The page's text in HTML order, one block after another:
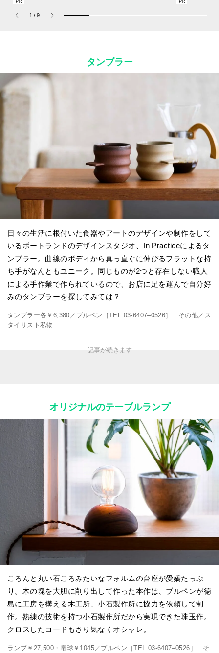
ナム パルファム」
1 / 9
タンブラー
日々の生活に根付いた食器やアートのデザインや制作をして
いるポートランドのデザインスタジオ、In Practiceによるタ
ンブラー。曲線のボディから真っ直ぐに伸びるフラットな持
ち手がなんともユニーク。同じものが2つと存在しない職人
による手作業で作られているので、お店に足を運んで自分好
みのタンブラーを探してみては？
タンブラー各￥6,380／ブルペン［TEL:03-6407–0526］ その他／ス
タイリスト私物
オリジナルのテーブルランプ
ころんと丸い石ころみたいなフォルムの台座が愛嬌たっぷ
り。木の塊を大胆に削り出して作った本作は、ブルペンが徳
島に工房を構える木工所、小石製作所に協力を依頼して制
作。熟練の技術を持つ小石製作所だから実現できた珠玉作。
クロスしたコードもさり気なくオシャレ。
ランプ￥27,500・電球￥1045／ブルペン［TEL:03-6407–0526］ そ